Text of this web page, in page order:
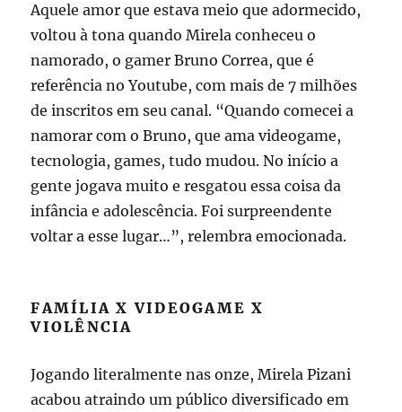
Aquele amor que estava meio que adormecido,
voltou à tona quando Mirela conheceu o
namorado, o gamer Bruno Correa, que é
referência no Youtube, com mais de 7 milhões
de inscritos em seu canal. “Quando comecei a
namorar com o Bruno, que ama videogame,
tecnologia, games, tudo mudou. No início a
gente jogava muito e resgatou essa coisa da
infância e adolescência. Foi surpreendente
voltar a esse lugar…”, relembra emocionada.
FAMÍLIA X VIDEOGAME X
VIOLÊNCIA
Jogando literalmente nas onze, Mirela Pizani
acabou atraindo um público diversificado em